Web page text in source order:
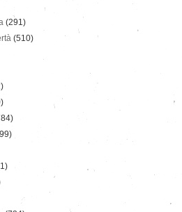
(291)
(510)